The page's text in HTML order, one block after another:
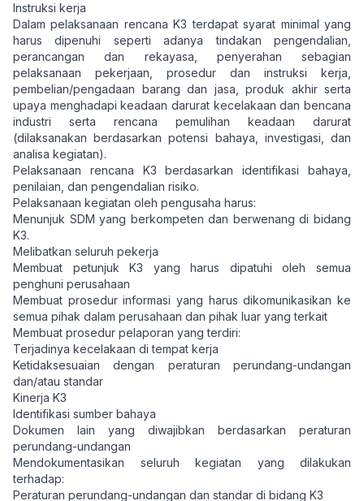
Instruksi kerja
Dalam pelaksanaan rencana K3 terdapat syarat minimal yang
harus dipenuhi seperti adanya tindakan pengendalian,
perancangan dan rekayasa, penyerahan sebagian
pelaksanaan pekerjaan, prosedur dan instruksi kerja,
pembelian/pengadaan barang dan jasa, produk akhir serta
upaya menghadapi keadaan darurat kecelakaan dan bencana
industri serta rencana pemulihan keadaan darurat
(dilaksanakan berdasarkan potensi bahaya, investigasi, dan
analisa kegiatan).
Pelaksanaan rencana K3 berdasarkan identifikasi bahaya,
penilaian, dan pengendalian risiko.
Pelaksanaan kegiatan oleh pengusaha harus:
Menunjuk SDM yang berkompeten dan berwenang di bidang
K3.
Melibatkan seluruh pekerja
Membuat petunjuk K3 yang harus dipatuhi oleh semua
penghuni perusahaan
Membuat prosedur informasi yang harus dikomunikasikan ke
semua pihak dalam perusahaan dan pihak luar yang terkait
Membuat prosedur pelaporan yang terdiri:
Terjadinya kecelakaan di tempat kerja
Ketidaksesuaian dengan peraturan perundang-undangan
dan/atau standar
Kinerja K3
Identifikasi sumber bahaya
Dokumen lain yang diwajibkan berdasarkan peraturan
perundang-undangan
Mendokumentasikan seluruh kegiatan yang dilakukan
terhadap:
Peraturan perundang-undangan dan standar di bidang K3